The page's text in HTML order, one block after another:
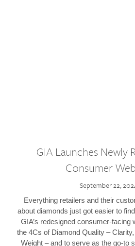
GIA Launches Newly
Consumer
September 22,
Everything retailers and their
about diamonds just got easier to
GIA’s redesigned consumer-facing
the 4Cs of Diamond Quality –
Weight – and to serve as the go-to